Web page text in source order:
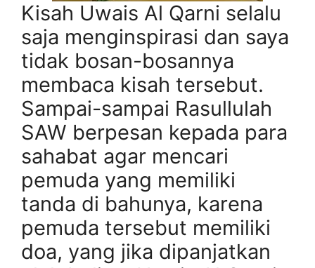
Kisah Uwais Al Qarni selalu
saja menginspirasi dan saya
tidak bosan-bosannya
membaca kisah tersebut.
Sampai-sampai Rasullulah
SAW berpesan kepada para
sahabat agar mencari
pemuda yang memiliki
tanda di bahunya, karena
pemuda tersebut memiliki
doa, yang jika dipanjatkan